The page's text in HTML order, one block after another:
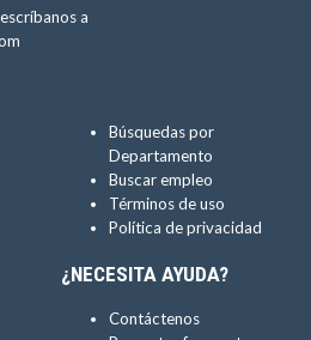
a
Búsquedas por
Departamento
Buscar empleo
Términos de uso
Política de privacidad
¿NECESITA AYUDA?
Contáctenos